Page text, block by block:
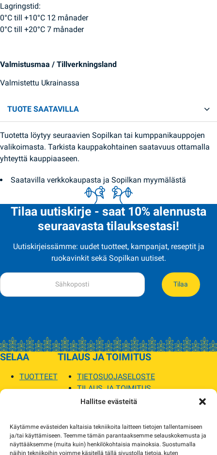
Hallitse evästeitä
Käytämme evästeiden kaltaisia tekniikoita laitteen tietojen tallentamiseen
ja/tai käyttämiseen. Teemme tämän parantaaksemme selauskokemusta ja
näyttääksemme (muita kuin) henkilökohtaisia mainoksia. Suostumalla
näihin tekniikoihin voimme käsitellä tällä sivustolla tietoja, kuten
Lagringstid:
0°C till +10°C 12 månader
0°C till +20°C 7 månader
Valmistusmaa / Tillverkningsland
Valmistettu Ukrainassa
TUOTE SAATAVILLA
Tuotetta löytyy seuraavien Sopilkan tai kumppanikauppojen
valikoimasta. Tarkista kauppakohtainen saatavuus ottamalla
yhteyttä kauppiaaseen.
Saatavilla verkkokaupasta ja Sopilkan myymälästä
Tilaa uutiskirje - saat 10% alennusta
seuraavasta tilauksestasi!
Uutiskirjeissämme: uudet tuotteet, kampanjat, reseptit ja
ruokavinkit sekä Sopilkan uutiset.
Tilaa
SELAA
TUOTTEET
TILAUS JA TOIMITUS
TIETOSUOJASELOSTE
TILAUS JA TOIMITUS
TOIMITUSEHDOT
MYYMÄLÄT JA YHTEYSTIEDOT
USEIN KYSYTYT